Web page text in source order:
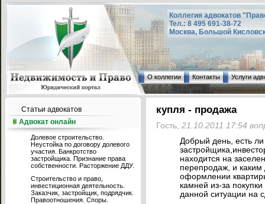
Коллегия адвокатов
Тел.: 8 495 691-38-72
Москва, Большой
О коллегии Контакты Услуги
Статьи адвокатов
Адвокат онлайн
Долевое строительство.
Неустойка по договору долевого
участия. Банкротство
застройщика. Признание права
собственности. Расторжение ДДУ.
Строительство и право,
инвестиционная деятельность.
Заказчик, застройщик, подрядчик.
Правоотношения. Споры.
купля - продажа
Гость, 21.10.2011 17:54
Добрый день, есть ли
находится на
перепродаж, и каким
оформлении
камней из-за
данной ситуации на